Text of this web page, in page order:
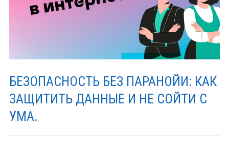
БЕЗОПАСНОСТЬ БЕЗ ПАРАНОЙИ: КАК
ЗАЩИТИТЬ ДАННЫЕ И НЕ СОЙТИ С
УМА.